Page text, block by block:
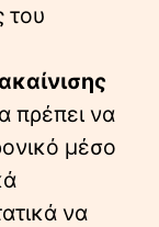
του
πρέπει να
μέσο
να